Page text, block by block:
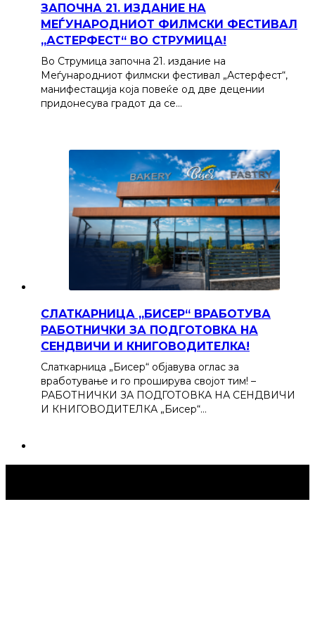
ЗАПОЧНА 21. ИЗДАНИЕ НА
МЕЃУНАРОДНИОТ ФИЛМСКИ ФЕСТИВАЛ
„АСТЕРФЕСТ“ ВО СТРУМИЦА!
Во Струмица започна 21. издание на
Меѓународниот филмски фестивал „Астерфест“,
манифестација која повеќе од две децении
придонесува градот да се…
СЛАТКАРНИЦА „БИСЕР“ ВРАБОТУВА
РАБОТНИЧКИ ЗА ПОДГОТОВКА НА
СЕНДВИЧИ И КНИГОВОДИТЕЛКА!
Слаткарница „Бисер“ објавува оглас за
вработување и го проширува својот тим! –
РАБОТНИЧКИ ЗА ПОДГОТОВКА НА СЕНДВИЧИ
И КНИГОВОДИТЕЛКА „Бисер“…